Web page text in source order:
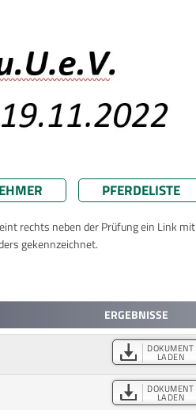
PFERDELISTE
rechts neben der Prüfung ein Link mit
gekennzeichnet.
ERGEBNISSE
DOKUMENT
LADEN
DOKUMENT
LADEN